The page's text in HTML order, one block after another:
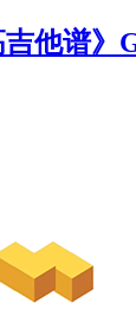
他谱》